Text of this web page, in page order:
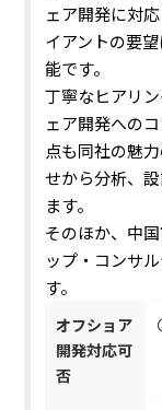
ェア開発に対
イアントの要
能です。
丁寧なヒアリ
ェア開発への
点も同社の魅力
せから分析、
ます。
そのほか、中
ップ・コンサ
す。
オフショア
開発対応可
否